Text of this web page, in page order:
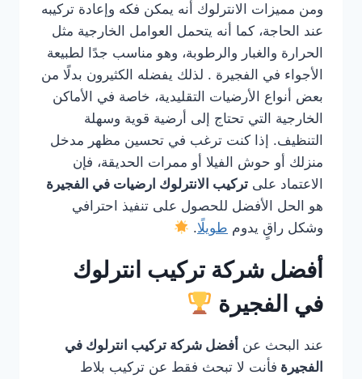
ومن مميزات الانترلوك أنه يمكن فكه وإعادة تركيبه
عند الحاجة، كما أنه يتحمل العوامل الخارجية مثل
الحرارة والغبار والرطوبة، وهو مناسب جدًا لطبيعة
الأجواء في الفجيرة . لذلك يفضله الكثيرون بدلًا من
بعض أنواع الأرضيات التقليدية، خاصة في الأماكن
الخارجية التي تحتاج إلى أرضية قوية وسهلة
التنظيف. إذا كنت ترغب في تحسين مظهر مدخل
منزلك أو حوش الفيلا أو ممرات الحديقة، فإن
الاعتماد على تركيب الانترلوك ارضيات في الفجيرة
هو الحل الأفضل للحصول على تنفيذ احترافي
وشكل راقٍ يدوم طويلًا.
أفضل شركة تركيب انترلوك
في الفجيرة
عند البحث عن أفضل شركة تركيب انترلوك في
الفجيرة فأنت لا تبحث فقط عن تركيب بلاط